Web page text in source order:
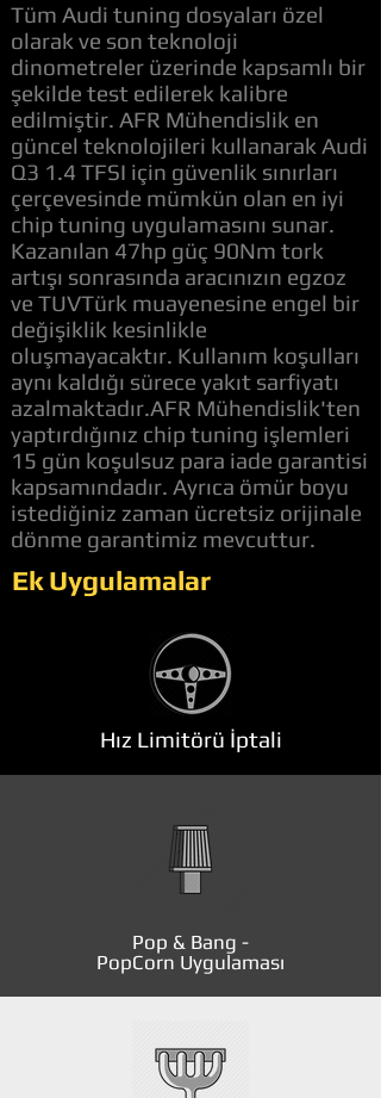
Tüm Audi tuning dosyaları özel
olarak ve son teknoloji
dinometreler üzerinde kapsamlı bir
şekilde test edilerek kalibre
edilmiştir. AFR Mühendislik en
güncel teknolojileri kullanarak Audi
Q3 1.4 TFSI için güvenlik sınırları
çerçevesinde mümkün olan en iyi
chip tuning uygulamasını sunar.
Kazanılan 47hp güç 90Nm tork
artışı sonrasında aracınızın egzoz
ve TUVTürk muayenesine engel bir
değişiklik kesinlikle
oluşmayacaktır. Kullanım koşulları
aynı kaldığı sürece yakıt sarfiyatı
azalmaktadır.AFR Mühendislik'ten
yaptırdığınız chip tuning işlemleri
15 gün koşulsuz para iade garantisi
kapsamındadır. Ayrıca ömür boyu
istediğiniz zaman ücretsiz orijinale
dönme garantimiz mevcuttur.
Ek Uygulamalar
Hız Limitörü İptali
Pop & Bang -
PopCorn Uygulaması